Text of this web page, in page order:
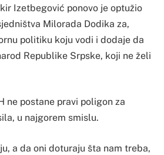
Izetbegović ponovo je optužio
Milorada Dodika za,
politiku koju vodi i dodaje da
Republike Srpske, koji ne želi
ne postane pravi poligon za
u najgorem smislu.
a da oni doturaju šta nam treba,